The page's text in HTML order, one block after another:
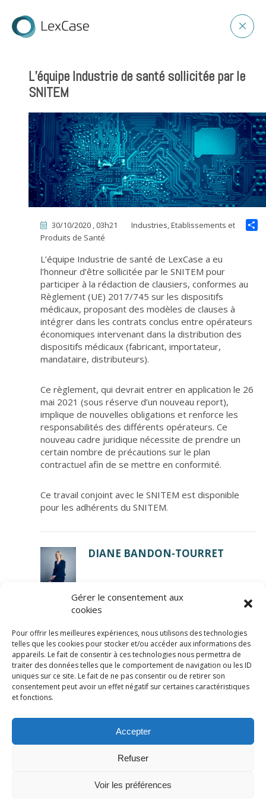
Gérer le consentement aux
cookies
Pour offrir les meilleures expériences, nous utilisons des technologies
telles que les cookies pour stocker et/ou accéder aux informations des
appareils. Le fait de consentir à ces technologies nous permettra de
traiter des données telles que le comportement de navigation ou les ID
uniques sur ce site. Le fait de ne pas consentir ou de retirer son
consentement peut avoir un effet négatif sur certaines caractéristiques
et fonctions.
Accepter
Refuser
Voir les préférences
L’équipe Industrie de santé sollicitée par le
SNITEM
30/10/2020 , 03h21
Industries, Etablissements et
Produits de Santé
L’équipe Industrie de santé de LexCase a eu
l’honneur d’être sollicitée par le SNITEM pour
participer à la rédaction de clausiers, conformes au
Règlement (UE) 2017/745 sur les dispositifs
médicaux, proposant des modèles de clauses à
intégrer dans les contrats conclus entre opérateurs
économiques intervenant dans la distribution des
dispositifs médicaux (fabricant, importateur,
mandataire, distributeurs).
Ce règlement, qui devrait entrer en application le 26
mai 2021 (sous réserve d’un nouveau report),
implique de nouvelles obligations et renforce les
responsabilités des différents opérateurs. Ce
nouveau cadre juridique nécessite de prendre un
certain nombre de précautions sur le plan
contractuel afin de se mettre en conformité.
Ce travail conjoint avec le SNITEM est disponible
pour les adhérents du SNITEM.
DIANE BANDON-TOURRET
© LexCase 2026
Mentions légales
Politique de confidentialité
Conditions générales
web réalisé par 2cafes
Plaquette Contactez-nous